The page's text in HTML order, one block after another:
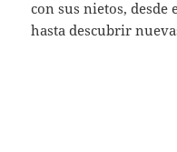
con sus nietos,
hasta descubrir